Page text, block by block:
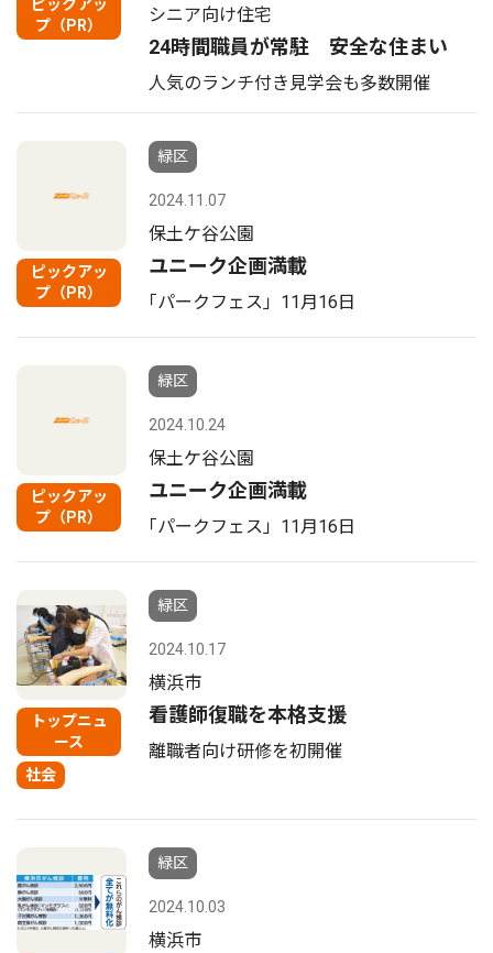
ピックアッ
プ（PR）
シニア向け住宅
24時間職員が常駐 安全な住まい
人気のランチ付き見学会も多数開催
ピックアッ
プ（PR）
緑区
2024.11.07
保土ケ谷公園
ユニーク企画満載
｢パークフェス」11月16日
ピックアッ
プ（PR）
緑区
2024.10.24
保土ケ谷公園
ユニーク企画満載
｢パークフェス」11月16日
トップニュ
ース
社会
緑区
2024.10.17
横浜市
看護師復職を本格支援
離職者向け研修を初開催
緑区
2024.10.03
横浜市